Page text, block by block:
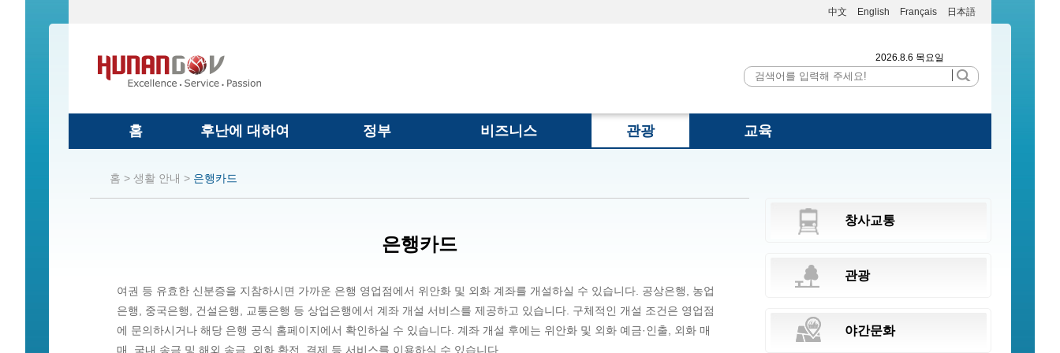
中文 English Français 日本語
2026.8.6 목요일
홈 후난에 대하여 정부 비즈니스 관광 교육
홈 > 생활 안내 > 은행카드
은행카드
여권 등 유효한 신분증을 지참하시면 가까운 은행 영업점에서 위안화 및 외화 계좌를 개설하실 수 있습니다. 공상은행, 농업
은행, 중국은행, 건설은행, 교통은행 등 상업은행에서 계좌 개설 서비스를 제공하고 있습니다. 구체적인 개설 조건은 영업점
에 문의하시거나 해당 은행 공식 홈페이지에서 확인하실 수 있습니다. 계좌 개설 후에는 위안화 및 외화 예금·인출, 외화 매
매, 국내 송금 및 해외 송금, 외화 환전, 결제 등 서비스를 이용하실 수 있습니다.
창사교통
관광
야간문화